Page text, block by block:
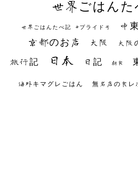
世界ごはんた
世界ごはんたべ記 #プライド号 中
京都のお店 大阪 大阪
旅行記 日本 日記 朝食
海外キマグレごはん 無名店の食レ